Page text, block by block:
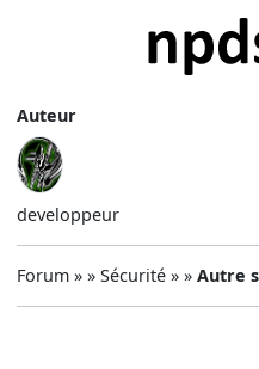
Auteur
developpeur
Forum » » Sécurité » »Autre